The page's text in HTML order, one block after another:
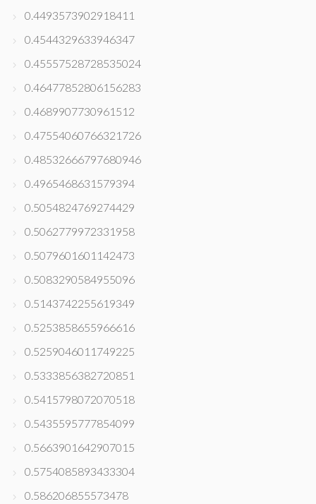
0.4493573902918411
0.4544329633946347
0.45557528728535024
0.46477852806156283
0.4689907730961512
0.47554060766321726
0.48532666797680946
0.4965468631579394
0.5054824769274429
0.5062779972331958
0.5079601601142473
0.5083290584955096
0.5143742255619349
0.5253858655966616
0.5259046011749225
0.5333856382720851
0.5415798072070518
0.5435595777854099
0.5663901642907015
0.5754085893433304
0.586206855573478